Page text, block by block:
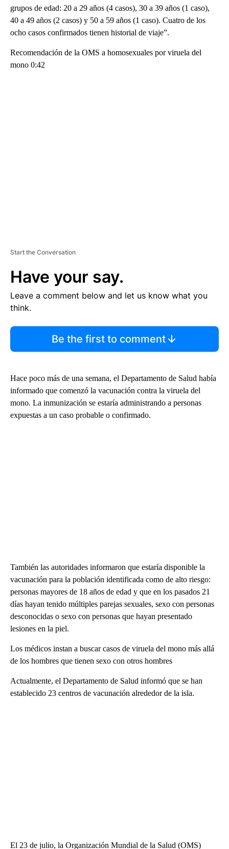
grupos de edad: 20 a 29 años (4 casos), 30 a 39 años (1 caso),
40 a 49 años (2 casos) y 50 a 59 años (1 caso). Cuatro de los
ocho casos confirmados tienen historial de viaje”.
Recomendación de la OMS a homosexuales por viruela del
mono 0:42
Start the Conversation
Have your say.
Leave a comment below and let us know what you
think.
Be the first to comment
Hace poco más de una semana, el Departamento de Salud había
informado que comenzó la vacunación contra la viruela del
mono. La inmunización se estaría administrando a personas
expuestas a un caso probable o confirmado.
También las autoridades informaron que estaría disponible la
vacunación para la población identificada como de alto riesgo:
personas mayores de 18 años de edad y que en los pasados 21
días hayan tenido múltiples parejas sexuales, sexo con personas
desconocidas o sexo con personas que hayan presentado
lesiones en la piel.
Los médicos instan a buscar casos de viruela del mono más allá
de los hombres que tienen sexo con otros hombres
Actualmente, el Departamento de Salud informó que se han
establecido 23 centros de vacunación alrededor de la isla.
El 23 de julio, la Organización Mundial de la Salud (OMS)